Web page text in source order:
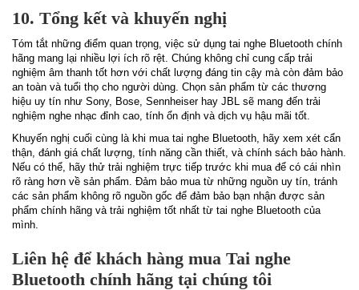
10. Tổng kết và khuyến nghị
Tóm tắt những điểm quan trọng, việc sử dụng tai nghe Bluetooth chính
hãng mang lại nhiều lợi ích rõ rệt. Chúng không chỉ cung cấp trải
nghiệm âm thanh tốt hơn với chất lượng đáng tin cậy mà còn đảm bảo
an toàn và tuổi thọ cho người dùng. Chọn sản phẩm từ các thương
hiệu uy tín như Sony, Bose, Sennheiser hay JBL sẽ mang đến trải
nghiệm nghe nhạc đỉnh cao, tính ổn định và dịch vụ hậu mãi tốt.
Khuyến nghị cuối cùng là khi mua tai nghe Bluetooth, hãy xem xét cẩn
thận, đánh giá chất lượng, tính năng cần thiết, và chính sách bảo hành.
Nếu có thể, hãy thử trải nghiệm trực tiếp trước khi mua để có cái nhìn
rõ ràng hơn về sản phẩm. Đảm bảo mua từ những nguồn uy tín, tránh
các sản phẩm không rõ nguồn gốc để đảm bảo bạn nhận được sản
phẩm chính hãng và trải nghiệm tốt nhất từ tai nghe Bluetooth của
mình.
Liên hệ để khách hàng mua Tai nghe
Bluetooth chính hãng tại chúng tôi